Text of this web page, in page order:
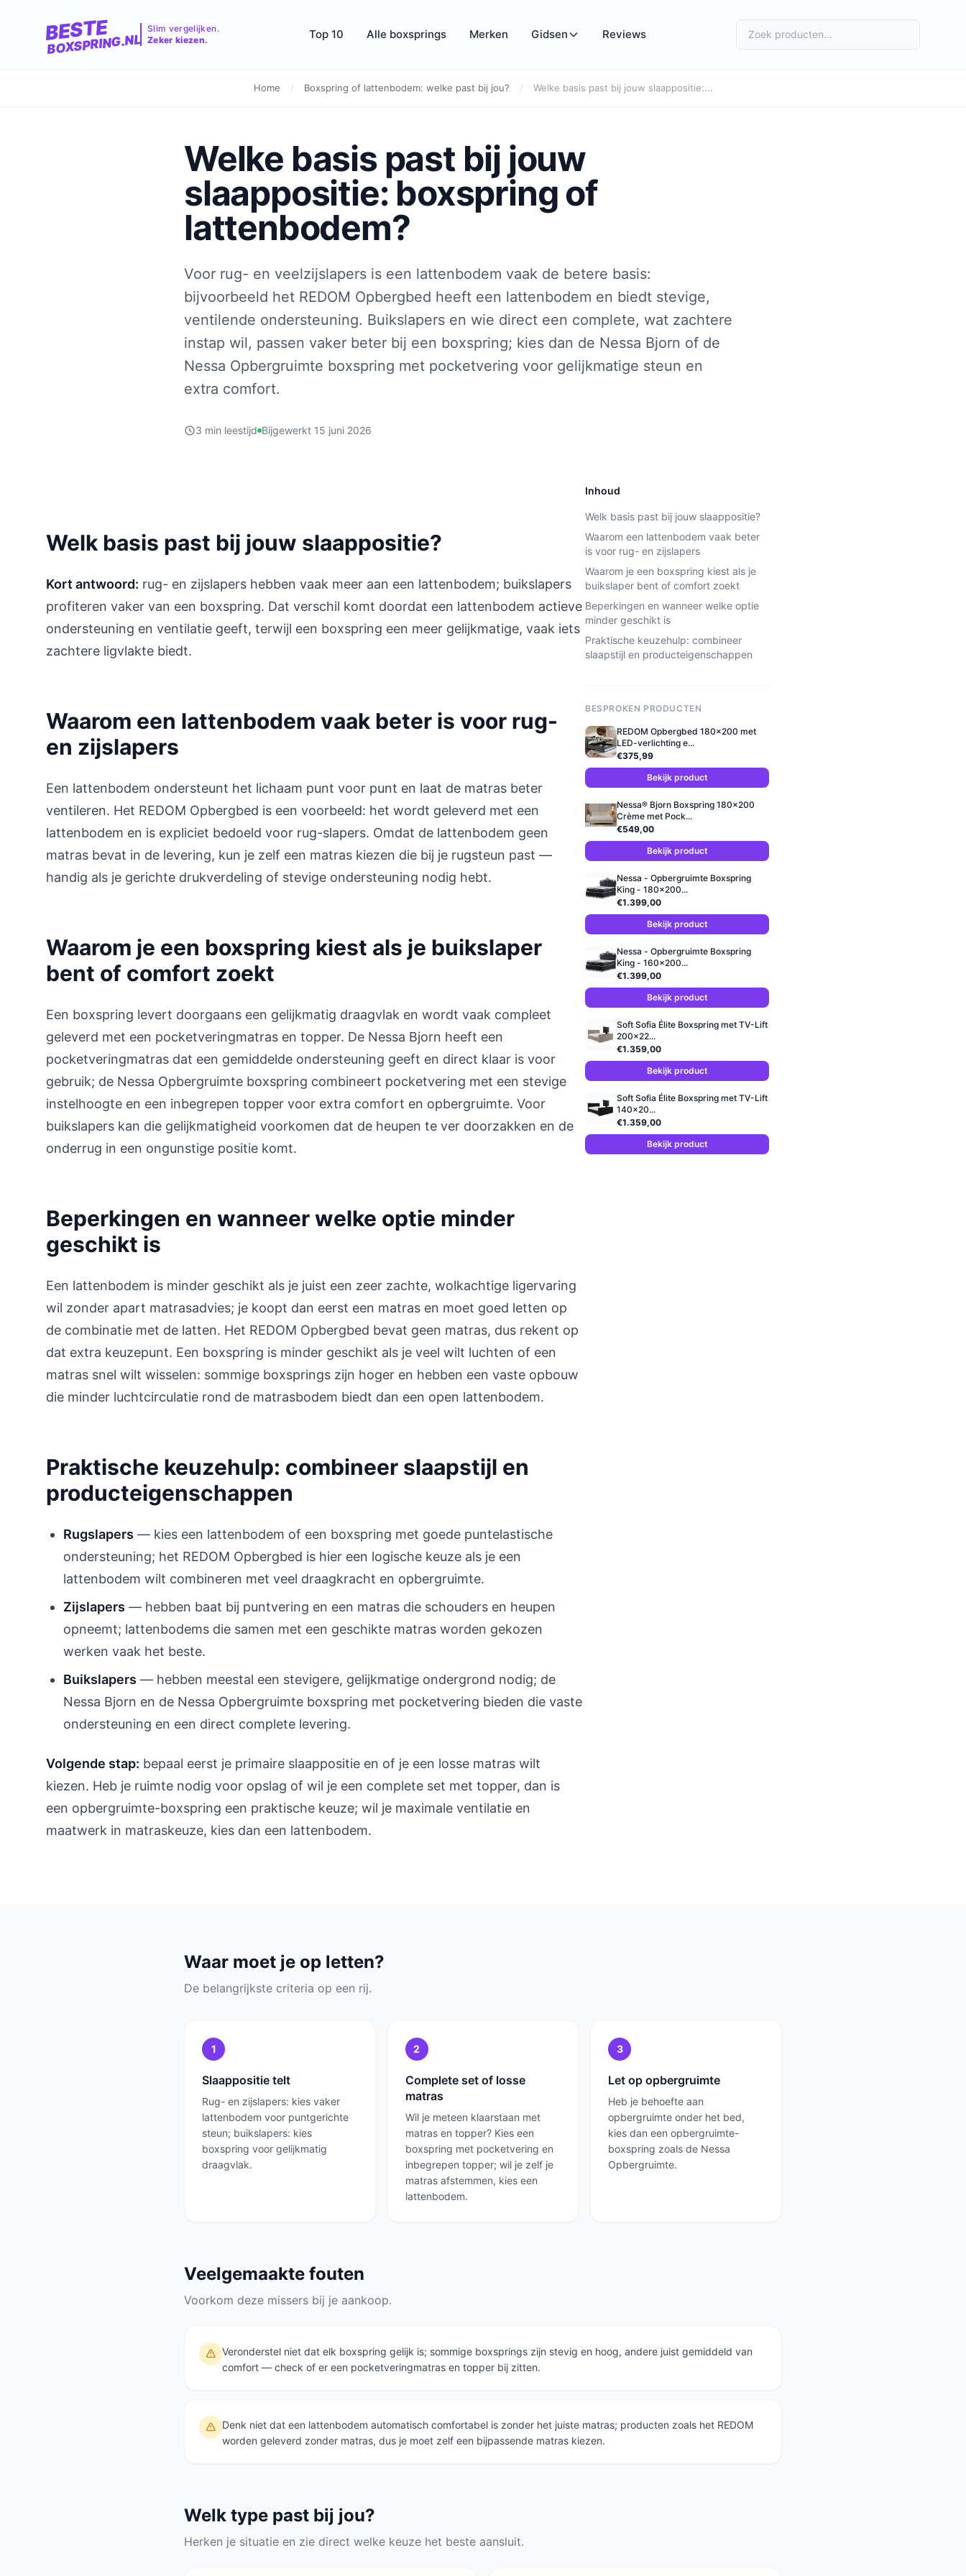
BESTE
BOXSPRING.NL
Slim vergelijken.
Zeker kiezen.
Top 10 Alle boxsprings Merken Gidsen Reviews
Home / Boxspring of lattenbodem: welke past bij jou? / Welke basis past bij jouw slaappositie:...
Welke basis past bij jouw
slaappositie: boxspring of
lattenbodem?
Voor rug- en veelzijslapers is een lattenbodem vaak de betere basis:
bijvoorbeeld het REDOM Opbergbed heeft een lattenbodem en biedt stevige,
ventilende ondersteuning. Buikslapers en wie direct een complete, wat zachtere
instap wil, passen vaker beter bij een boxspring; kies dan de Nessa Bjorn of de
Nessa Opbergruimte boxspring met pocketvering voor gelijkmatige steun en
extra comfort.
3 min leestijd Bijgewerkt 15 juni 2026
Welk basis past bij jouw slaappositie?
Kort antwoord: rug- en zijslapers hebben vaak meer aan een lattenbodem; buikslapers
profiteren vaker van een boxspring. Dat verschil komt doordat een lattenbodem actieve
ondersteuning en ventilatie geeft, terwijl een boxspring een meer gelijkmatige, vaak iets
zachtere ligvlakte biedt.
Waarom een lattenbodem vaak beter is voor rug-
en zijslapers
Een lattenbodem ondersteunt het lichaam punt voor punt en laat de matras beter
ventileren. Het REDOM Opbergbed is een voorbeeld: het wordt geleverd met een
lattenbodem en is expliciet bedoeld voor rug-slapers. Omdat de lattenbodem geen
matras bevat in de levering, kun je zelf een matras kiezen die bij je rugsteun past —
handig als je gerichte drukverdeling of stevige ondersteuning nodig hebt.
Waarom je een boxspring kiest als je buikslaper
bent of comfort zoekt
Een boxspring levert doorgaans een gelijkmatig draagvlak en wordt vaak compleet
geleverd met een pocketveringmatras en topper. De Nessa Bjorn heeft een
pocketveringmatras dat een gemiddelde ondersteuning geeft en direct klaar is voor
gebruik; de Nessa Opbergruimte boxspring combineert pocketvering met een stevige
instelhoogte en een inbegrepen topper voor extra comfort en opbergruimte. Voor
buikslapers kan die gelijkmatigheid voorkomen dat de heupen te ver doorzakken en de
onderrug in een ongunstige positie komt.
Beperkingen en wanneer welke optie minder
geschikt is
Een lattenbodem is minder geschikt als je juist een zeer zachte, wolkachtige ligervaring
wil zonder apart matrasadvies; je koopt dan eerst een matras en moet goed letten op
de combinatie met de latten. Het REDOM Opbergbed bevat geen matras, dus rekent op
dat extra keuzepunt. Een boxspring is minder geschikt als je veel wilt luchten of een
matras snel wilt wisselen: sommige boxsprings zijn hoger en hebben een vaste opbouw
die minder luchtcirculatie rond de matrasbodem biedt dan een open lattenbodem.
Praktische keuzehulp: combineer slaapstijl en
producteigenschappen
Rugslapers — kies een lattenbodem of een boxspring met goede puntelastische
ondersteuning; het REDOM Opbergbed is hier een logische keuze als je een
lattenbodem wilt combineren met veel draagkracht en opbergruimte.
Zijslapers — hebben baat bij puntvering en een matras die schouders en heupen
opneemt; lattenbodems die samen met een geschikte matras worden gekozen
werken vaak het beste.
Buikslapers — hebben meestal een stevigere, gelijkmatige ondergrond nodig; de
Nessa Bjorn en de Nessa Opbergruimte boxspring met pocketvering bieden die vaste
ondersteuning en een direct complete levering.
Volgende stap: bepaal eerst je primaire slaappositie en of je een losse matras wilt
kiezen. Heb je ruimte nodig voor opslag of wil je een complete set met topper, dan is
een opbergruimte-boxspring een praktische keuze; wil je maximale ventilatie en
maatwerk in matraskeuze, kies dan een lattenbodem.
Inhoud
Welk basis past bij jouw slaappositie?
Waarom een lattenbodem vaak beter
is voor rug- en zijslapers
Waarom je een boxspring kiest als je
buikslaper bent of comfort zoekt
Beperkingen en wanneer welke optie
minder geschikt is
Praktische keuzehulp: combineer
slaapstijl en producteigenschappen
BESPROKEN PRODUCTEN
REDOM Opbergbed 180x200 met
LED-verlichting e...
€375,99
Bekijk product
Nessa® Bjorn Boxspring 180x200
Crème met Pock...
€549,00
Bekijk product
Nessa - Opbergruimte Boxspring
King - 180x200...
€1.399,00
Bekijk product
Nessa - Opbergruimte Boxspring
King - 160x200...
€1.399,00
Bekijk product
Soft Sofia Élite Boxspring met TV-Lift
200x22...
€1.359,00
Bekijk product
Soft Sofia Élite Boxspring met TV-Lift
140x20...
€1.359,00
Bekijk product
Waar moet je op letten?
De belangrijkste criteria op een rij.
1
Slaappositie telt
Rug- en zijslapers: kies vaker
lattenbodem voor puntgerichte
steun; buikslapers: kies
boxspring voor gelijkmatig
draagvlak.
2
Complete set of losse
matras
Wil je meteen klaarstaan met
matras en topper? Kies een
boxspring met pocketvering en
inbegrepen topper; wil je zelf je
matras afstemmen, kies een
lattenbodem.
3
Let op opbergruimte
Heb je behoefte aan
opbergruimte onder het bed,
kies dan een opbergruimte-
boxspring zoals de Nessa
Opbergruimte.
Veelgemaakte fouten
Voorkom deze missers bij je aankoop.
Veronderstel niet dat elk boxspring gelijk is; sommige boxsprings zijn stevig en hoog, andere juist gemiddeld van
comfort — check of er een pocketveringmatras en topper bij zitten.
Denk niet dat een lattenbodem automatisch comfortabel is zonder het juiste matras; producten zoals het REDOM
worden geleverd zonder matras, dus je moet zelf een bijpassende matras kiezen.
Welk type past bij jou?
Herken je situatie en zie direct welke keuze het beste aansluit.